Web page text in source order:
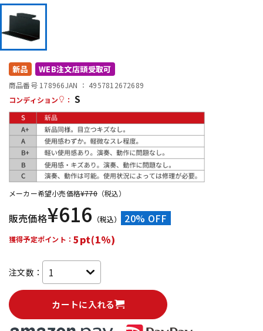
配信/ライブ機器
中古
新品 WEB注文店頭受取可
商品番号 178966JAN ： 4957812672689
コンディション
： S
メーカー希望小売価格¥770（税込）
販売価格¥616 （税込） 20% OFF
獲得予定ポイント： 5pt(1%)
注文数：
カートに入れる